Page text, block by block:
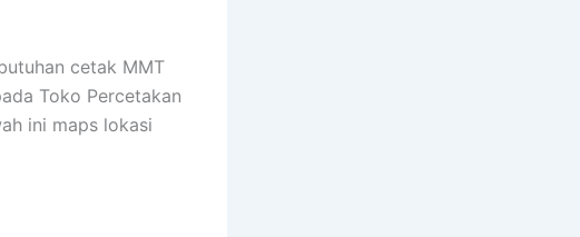
cetak MMT
Toko Percetakan
ini maps lokasi